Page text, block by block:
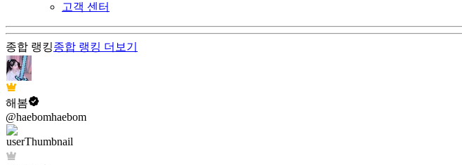
고객 센터
종합 랭킹종합 랭킹 더보기
해봄
@haebomhaebom